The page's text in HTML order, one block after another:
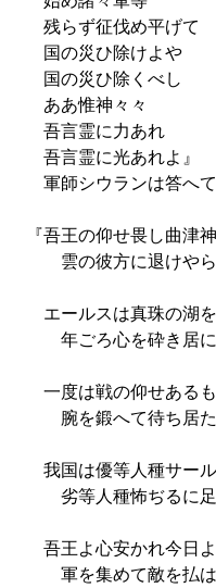
残らず征伐め平げて
国の災ひ除けよや
国の災ひ除くべし
ああ惟神々々
吾言霊に力あれ
吾言霊に光あれよ』
軍師シウランは答へて
『吾王の仰せ畏し曲津
雲の彼方に退けや
エールスは真珠の湖
年ごろ心を砕き居に
一度は戦の仰せある
腕を鍛へて待ち居た
我国は優等人種サー
劣等人種怖ぢるに
吾王よ心安かれ今日
軍を集めて敵を払は